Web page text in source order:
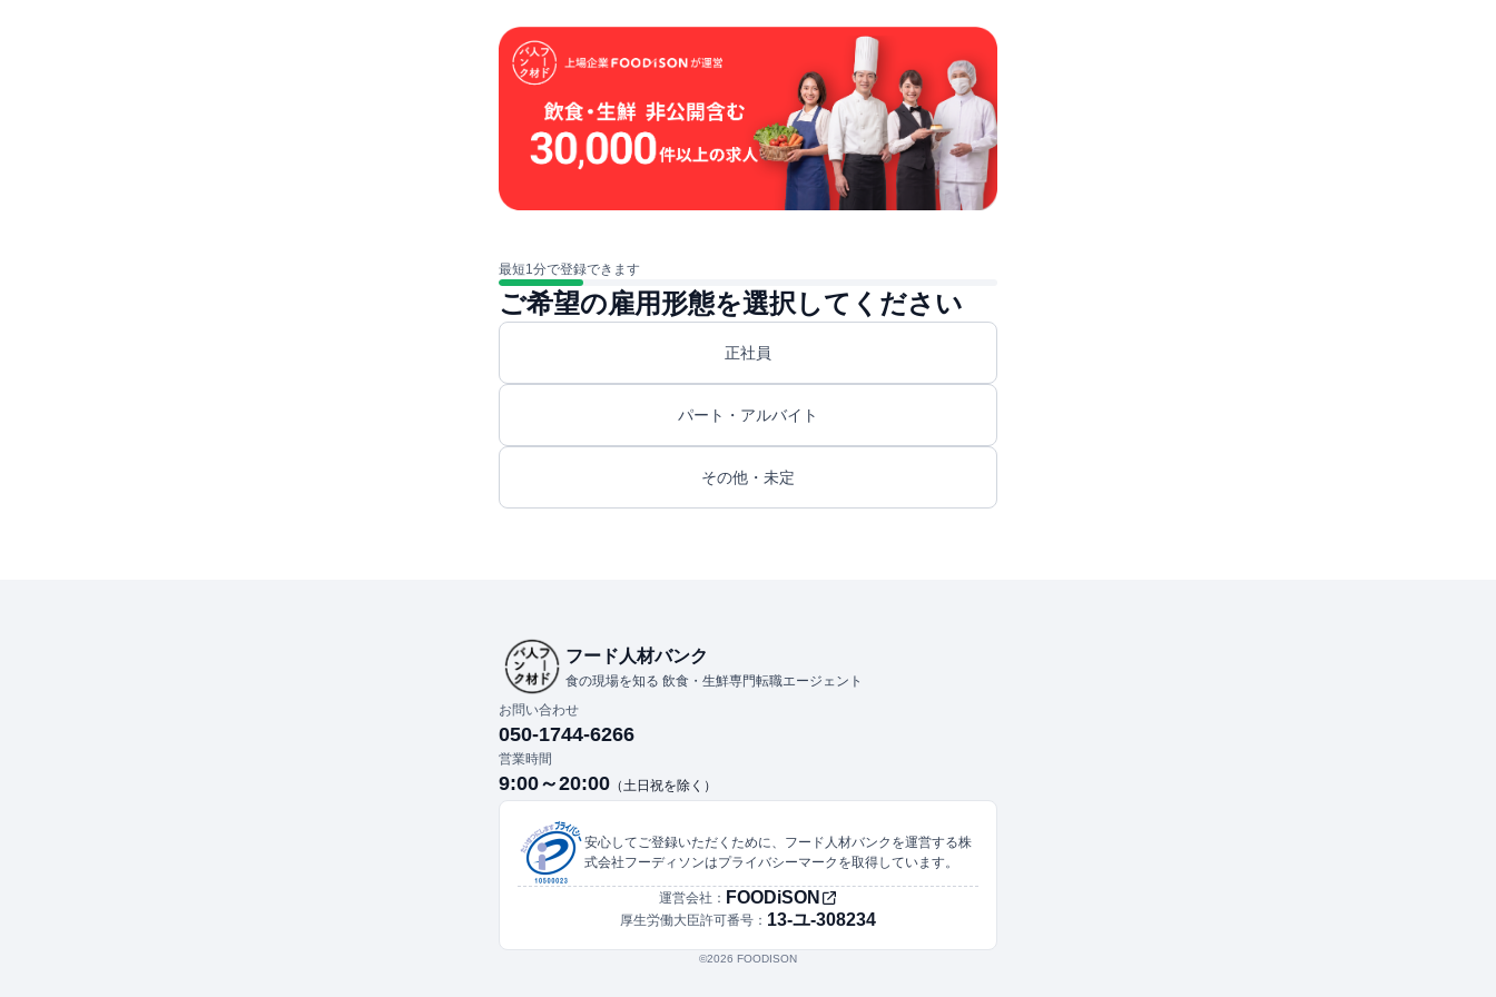
最短1分で登録できます
ご希望の雇用形態を選択してください
正社員
パート・アルバイト
その他・未定
フード人材バンク
食の現場を知る 飲食・生鮮専門転職エージェント
お問い合わせ
050-1744-6266
営業時間
9:00～20:00 （土日祝を除く）
安心してご登録いただくために、フード人材バンクを運営する株
式会社フーディソンはプライバシーマークを取得しています。
運営会社： FOODiSON
厚生労働大臣許可番号： 13-ユ-308234
©︎2026 FOODISON